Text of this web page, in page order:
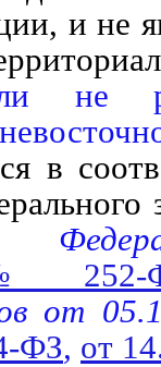
и не
не
в
№ 252-
от
ФЗ, от